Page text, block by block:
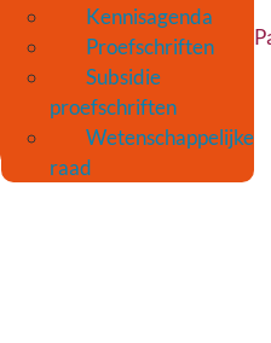
Kennisagenda
Proefschriften
Subsidie
proefschriften
Wetenschappelijke
raad